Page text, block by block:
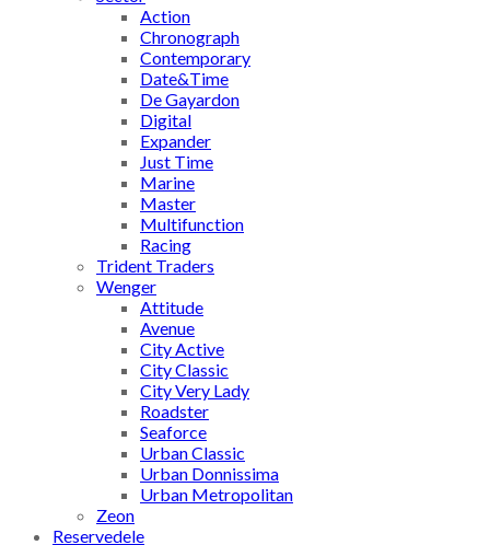
Action
Chronograph
Contemporary
Date&Time
De Gayardon
Digital
Expander
Just Time
Marine
Master
Multifunction
Racing
Trident Traders
Wenger
Attitude
Avenue
City Active
City Classic
City Very Lady
Roadster
Seaforce
Urban Classic
Urban Donnissima
Urban Metropolitan
Zeon
Reservedele